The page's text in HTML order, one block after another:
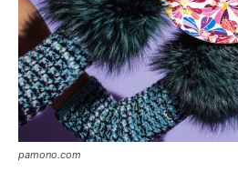
pamono.com